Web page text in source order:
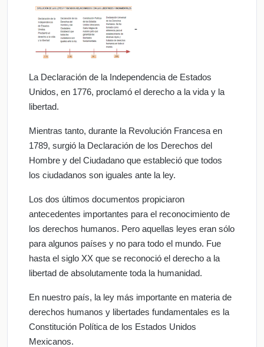
-
La Declaración de la Independencia de Estados
Unidos, en 1776, proclamó el derecho a la vida y la
libertad.
Mientras tanto, durante la Revolución Francesa en
1789, surgió la Declaración de los Derechos del
Hombre y del Ciudadano que estableció que todos
los ciudadanos son iguales ante la ley.
Los dos últimos documentos propiciaron
antecedentes importantes para el reconocimiento de
los derechos humanos. Pero aquellas leyes eran sólo
para algunos países y no para todo el mundo. Fue
hasta el siglo XX que se reconoció el derecho a la
libertad de absolutamente toda la humanidad.
En nuestro país, la ley más importante en materia de
derechos humanos y libertades fundamentales es la
Constitución Política de los Estados Unidos
Mexicanos.